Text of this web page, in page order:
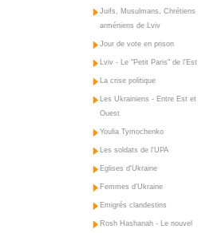
Juifs, Musulmans, Chrétiens
arméniens de Lviv
Jour de vote en prison
Lviv - Le "Petit Paris" de l'Est
La crise politique
Les Ukrainiens - Entre Est et
Ouest
Youlia Tymochenko
Les soldats de l'UPA
Eglises d'Ukraine
Femmes d'Ukraine
Emigrés clandestins
Rosh Hashanah - Le nouvel